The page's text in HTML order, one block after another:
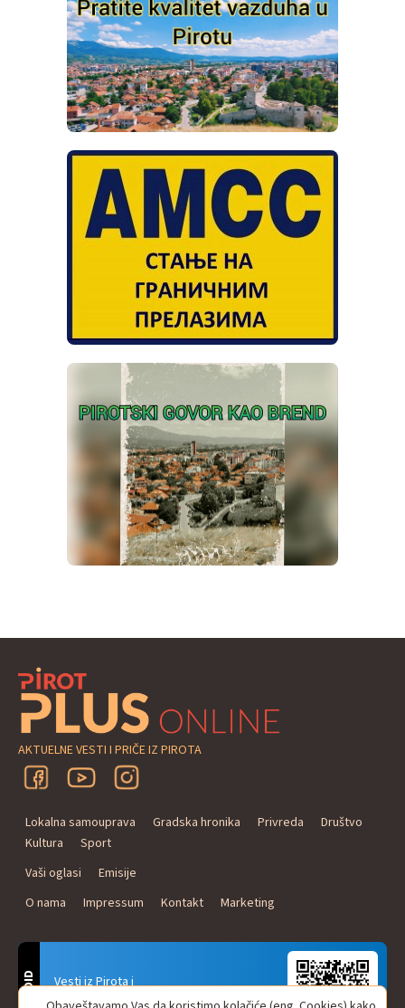
AKTUELNE VESTI I PRIČE IZ PIROTA
Lokalna samouprava Gradska hronika Privreda
Društvo
Kultura
Sport
Vaši oglasi
Emisije
O nama
Impressum Kontakt Marketing
Vesti iz Pirota i
Naxi Plus Radio
ANDROID